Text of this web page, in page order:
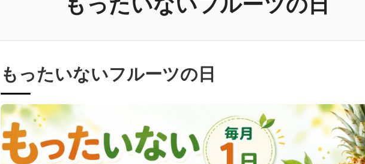
もったいないフルーツの日